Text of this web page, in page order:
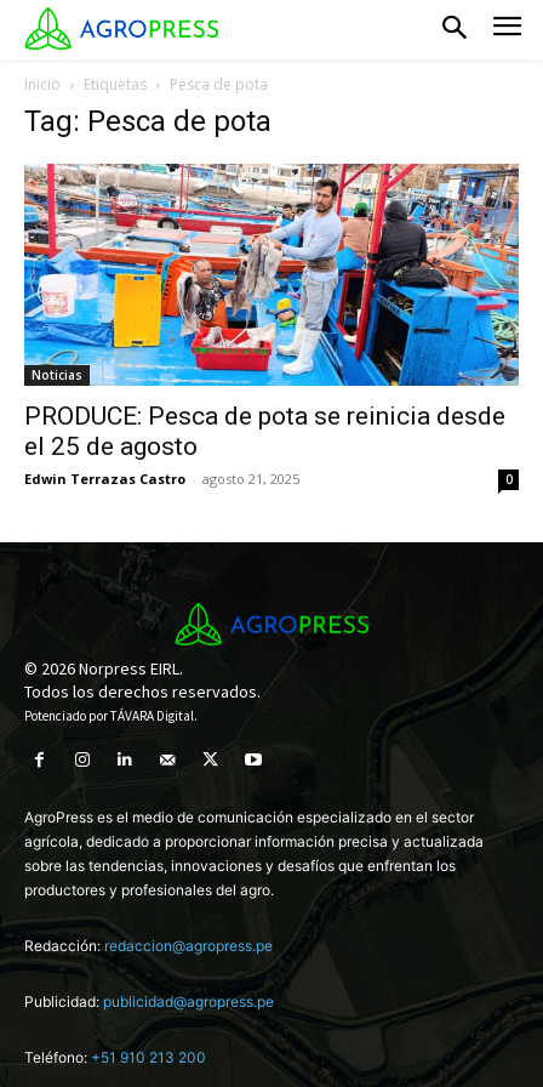
Inicio Etiquetas Pesca de pota
Tag: Pesca de pota
Noticias
PRODUCE: Pesca de pota se reinicia desde
el 25 de agosto
Edwin Terrazas Castro - agosto 21, 2025 0
© 2026 Norpress EIRL.
Todos los derechos reservados.
Potenciado porTÁVARA Digital.
AgroPress es el medio de comunicación especializado en el sector
agrícola, dedicado a proporcionar información precisa y actualizada
sobre las tendencias, innovaciones y desafíos que enfrentan los
productores y profesionales del agro.
Redacción:redaccion@agropress.pe
Publicidad: publicidad@agropress.pe
Teléfono:+51 910 213 200